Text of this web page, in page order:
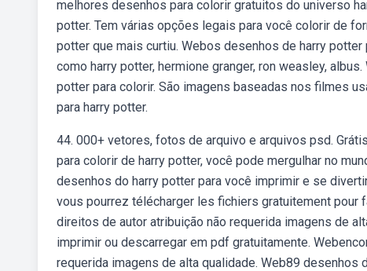
melhores desenhos para colorir gratuitos do universo
potter. Tem várias opções legais para você colorir de
potter que mais curtiu. Webos desenhos de harry
como harry potter, hermione granger, ron weasley,
potter para colorir. São imagens baseadas nos filmes
para harry potter.
44. 000+ vetores, fotos de arquivo e arquivos psd.
para colorir de harry potter, você pode mergulhar no
desenhos do harry potter para você imprimir e se
vous pourrez télécharger les fichiers gratuitement pour
direitos de autor atribuição não requerida imagens de
imprimir ou descarregar em pdf gratuitamente.
requerida imagens de alta qualidade. Web89 desenhos